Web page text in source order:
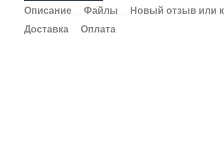
Описание Файлы
Новый отзыв или
Доставка
Оплата